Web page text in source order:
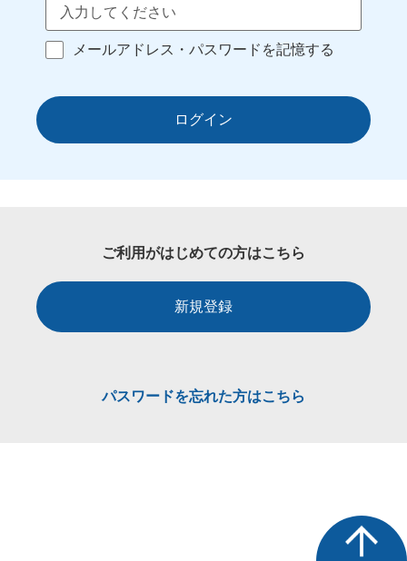
メールアドレス・パスワードを記憶する
ログイン
ご利用がはじめての方はこちら
新規登録
パスワードを忘れた方はこちら